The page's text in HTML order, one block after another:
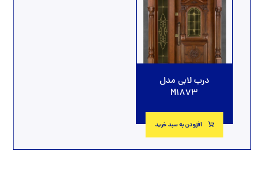
درب لابی مدل
M1873
افزودن به سبد خرید